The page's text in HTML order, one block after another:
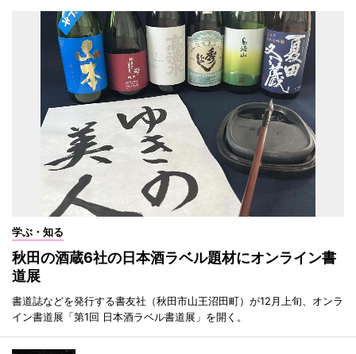
学ぶ・知る
秋田の酒蔵6社の日本酒ラベル題材にオンライン書
道展
書道誌などを発行する書友社（秋田市山王沼田町）が12月上旬、オンラ
イン書道展「第1回 日本酒ラベル書道展」を開く。